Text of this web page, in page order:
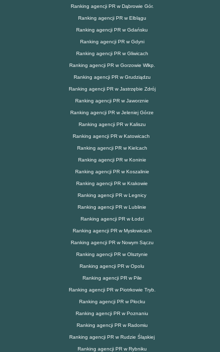
Ranking agencji PR w Dąbrowie Gór.
Ranking agencji PR w Elblągu
Ranking agencji PR w Gdańsku
Ranking agencji PR w Gdyni
Ranking agencji PR w Gliwicach
Ranking agencji PR w Gorzowie Wlkp.
Ranking agencji PR w Grudziądzu
Ranking agencji PR w Jastrzębie Zdrój
Ranking agencji PR w Jaworznie
Ranking agencji PR w Jeleniej Górze
Ranking agencji PR w Kaliszu
Ranking agencji PR w Katowicach
Ranking agencji PR w Kielcach
Ranking agencji PR w Koninie
Ranking agencji PR w Koszalinie
Ranking agencji PR w Krakowie
Ranking agencji PR w Legnicy
Ranking agencji PR w Lublinie
Ranking agencji PR w Łodzi
Ranking agencji PR w Mysłowicach
Ranking agencji PR w Nowym Sączu
Ranking agencji PR w Olsztynie
Ranking agencji PR w Opolu
Ranking agencji PR w Pile
Ranking agencji PR w Piotrkowie Tryb.
Ranking agencji PR w Płocku
Ranking agencji PR w Poznaniu
Ranking agencji PR w Radomiu
Ranking agencji PR w Rudzie Śląskiej
Ranking agencji PR w Rybniku